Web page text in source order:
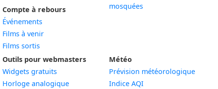
Compte à rebours
Événements
Films à venir
Films sortis
mosquées
Outils pour webmasters
Widgets gratuits
Horloge analogiqueWidget
Météo
Prévision météorologique
Indice AQI